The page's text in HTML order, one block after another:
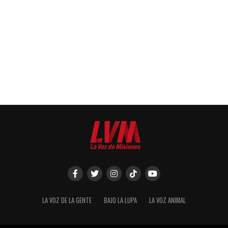
LA VOZ DE LA GENTE BAJO LA LUPA LA VOZ ANIMAL